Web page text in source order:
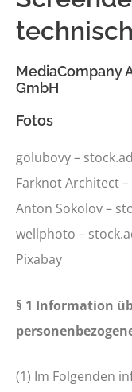
MediaCompany
GmbH
Fotos
golubovy –
Farknot Architect
Anton Sokolov –
wellphoto –
Pixabay
§ 1 Information
(1) Im Folgenden